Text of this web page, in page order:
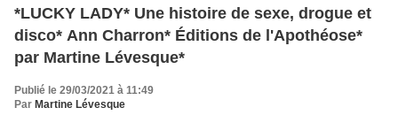
*LUCKY LADY* Une histoire de sexe, drogue et
disco* Ann Charron* Éditions de l'Apothéose*
par Martine Lévesque*
Publié le 29/03/2021 à 11:49
Par Martine Lévesque